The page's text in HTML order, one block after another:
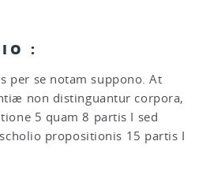
:
per se notam suppono. At
non distinguantur corpora,
5 quam 8 partis I sed
propositionis 15 partis I